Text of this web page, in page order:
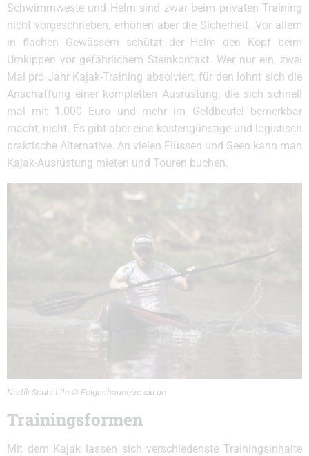
Schwimmweste und Helm sind zwar beim privaten Training
nicht vorgeschrieben, erhöhen aber die Sicherheit. Vor allem
in flachen Gewässern schützt der Helm den Kopf beim
Umkippen vor gefährlichem Steinkontakt. Wer nur ein, zwei
Mal pro Jahr Kajak-Training absolviert, für den lohnt sich die
Anschaffung einer kompletten Ausrüstung, die sich schnell
mal mit 1.000 Euro und mehr im Geldbeutel bemerkbar
macht, nicht. Es gibt aber eine kostengünstige und logistisch
praktische Alternative. An vielen Flüssen und Seen kann man
Kajak-Ausrüstung mieten und Touren buchen.
Nortik Scubi Lite © Felgenhauer/xc-ski.de
Trainingsformen
Mit dem Kajak lassen sich verschiedenste Trainingsinhalte